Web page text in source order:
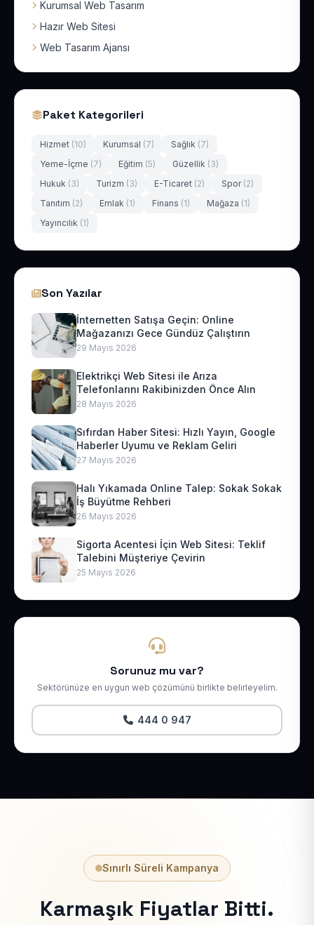
Kurumsal Web Tasarım
Hazır Web Sitesi
Web Tasarım Ajansı
Paket Kategorileri
Hizmet (10) Kurumsal (7) Sağlık (7)
Yeme-İçme (7) Eğitim (5) Güzellik (3)
Hukuk (3) Turizm (3) E-Ticaret (2) Spor (2)
Tanıtım (2) Emlak (1) Finans (1) Mağaza (1)
Yayıncılık (1)
Son Yazılar
İnternetten Satışa Geçin: Online
Mağazanızı Gece Gündüz Çalıştırın
29 Mayıs 2026
Elektrikçi Web Sitesi ile Arıza
Telefonlarını Rakibinizden Önce Alın
28 Mayıs 2026
Sıfırdan Haber Sitesi: Hızlı Yayın, Google
Haberler Uyumu ve Reklam Geliri
27 Mayıs 2026
Halı Yıkamada Online Talep: Sokak Sokak
İş Büyütme Rehberi
26 Mayıs 2026
Sigorta Acentesi İçin Web Sitesi: Teklif
Talebini Müşteriye Çevirin
25 Mayıs 2026
Sorunuz mu var?
Sektörünüze en uygun web çözümünü birlikte belirleyelim.
444 0 947
Sınırlı Süreli Kampanya
Karmaşık Fiyatlar Bitti.